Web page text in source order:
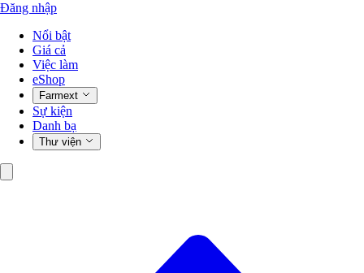
Đăng nhập
Nổi bật
Giá cả
Việc làm
eShop
Farmext
Sự kiện
Danh bạ
Thư viện